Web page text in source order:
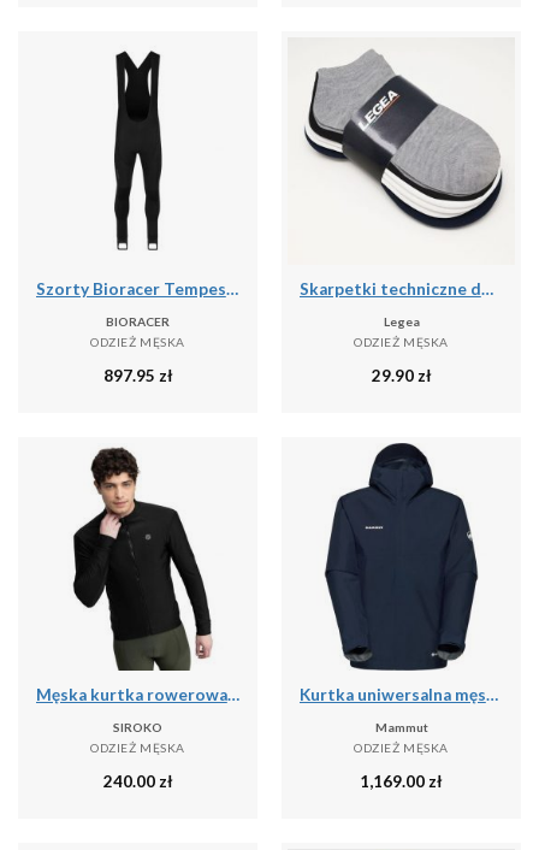
Szorty Bioracer Tempest Protect Pixel
BIORACER
ODZIEŻ MĘSKA
897.95 zł
Skarpetki techniczne do treningu Ghost - 5 par wielokolorowych
Legea
ODZIEŻ MĘSKA
29.90zł
Męska kurtka rowerowa softshell Kolarstwo Siroko J1 Furkapass
SIROKO
ODZIEŻ MĘSKA
240.00zł
Kurtka uniwersalna męska Mammut Treeline Light Hs
Mammut
ODZIEŻ MĘSKA
1,169.00zł